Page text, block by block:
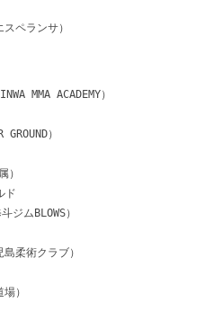
ランサ）
MMA ACADEMY）
）
ド
ムBLOWS）
術クラブ）
）